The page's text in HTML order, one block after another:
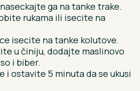
ga na tanke trake.
rukama ili isecite na
isecite na tanke kolutove.
u činiju, dodajte maslinovo
i biber.
i ostavite 5 minuta da se ukusi